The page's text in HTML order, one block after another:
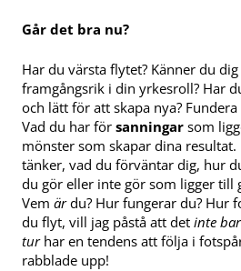
Går det bra nu?
Har du värsta flytet? Känner du
framgångsrik i din yrkesroll? Har
och lätt för att skapa nya?
Vad du har för sanningar som
mönster som skapar dina
tänker, vad du förväntar dig, hur
du gör eller inte gör som ligger till
Vem ärdu? Hur fungerar du? Hur
du flyt, vill jag påstå att det inte
turhar en tendens att följa i
rabblade upp!